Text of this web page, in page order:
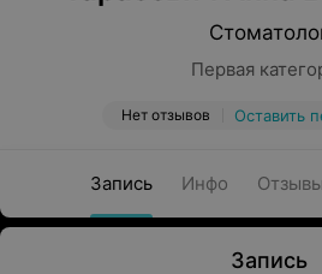
Первая
Нет отзывов Оставить
Запись Инфо Отзывы
Запись